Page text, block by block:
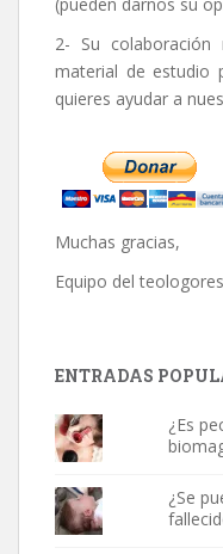
2- Su colaboración
material de estudio
quieres ayudar a
Muchas gracias,
Equipo del
ENTRADAS
¿Es
¿Se